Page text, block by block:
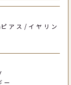
ピアス/イヤリン
ー